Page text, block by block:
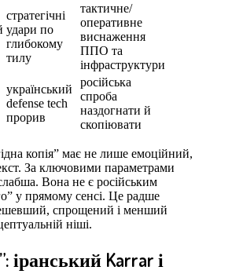
стратегічні
удари по
глибокому
тилу
тактичне/
оперативне
виснаження
ППО та
інфраструктури
український
defense tech
прорив
російська
спроба
наздогнати й
скопіювати
копія” має не лише емоційний,
За ключовими параметрами
Вона не є російським
у прямому сенсі. Це радше
спрощений і менший
ніші.
іранський Karrar і